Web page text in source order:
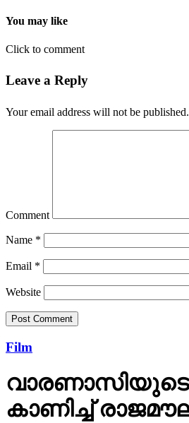
You may like
Click to comment
Leave a Reply
Your email address will not be published.
Comment
Name *
Email *
Website
Film
കാണിച്ച്